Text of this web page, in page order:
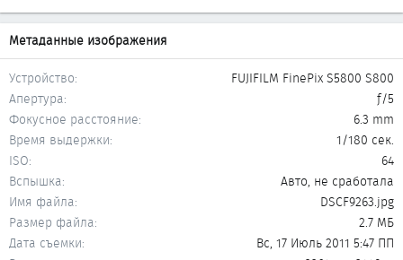
Метаданные изображения
Устройство
FUJIFILM FinePix S5800 S800
Апертура
ƒ/5
Фокусное расстояние
6.3 mm
Время выдержки
1/180 сек.
ISO
64
Вспышка
Авто, не сработала
Имя файла
DSCF9263.jpg
Размер файла
2.7 МБ
Дата съемки
Вс, 17 Июль 2011 5:47 ПП